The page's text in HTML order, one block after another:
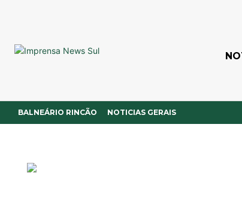
BALNEÁRIO RINCÃO NOTICIAS GERAIS